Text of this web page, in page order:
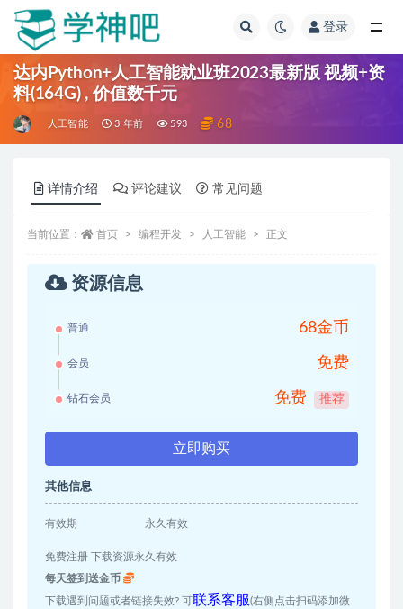
登录
达内Python+人工智能就业班2023最新版 视频+资
料(164G) , 价值数千元
人工智能 3 年前 593 68
详情介绍 评论建议 常见问题
当前位置： 首页 编程开发 人工智能 正文
资源信息
普通 68金币
会员 免费
钻石会员 免费 推荐
立即购买
其他信息
有效期 永久有效
免费注册 下载资源永久有效
每天签到送金币
下载遇到问题或者链接失效? 可 联系客服(右侧点击扫码添加微